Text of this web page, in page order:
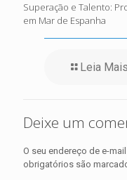
Superação e Talento:
em Mar de Espanha
Leia Mais
Deixe um
O seu endereço de e-
obrigatórios são